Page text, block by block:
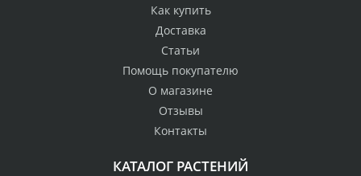
Как купить
Доставка
Статьи
Помощь покупателю
О магазине
Отзывы
Контакты
КАТАЛОГ РАСТЕНИЙ